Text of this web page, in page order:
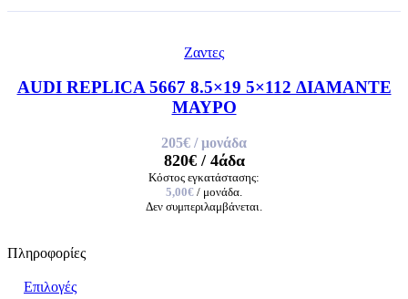
Ζαντες
AUDI REPLICA 5667 8.5×19 5×112 ΔΙΑΜΑΝΤΕ
ΜΑΥΡΟ
205€ / μονάδα
820€/ 4άδα
Κόστος εγκατάστασης:
5,00€ / μονάδα.
Δεν συμπεριλαμβάνεται.
Πληροφορίες
Επιλογές